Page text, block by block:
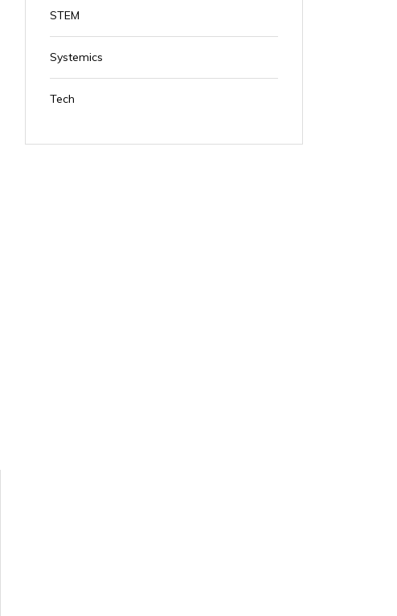
STEM
Systemics
Tech